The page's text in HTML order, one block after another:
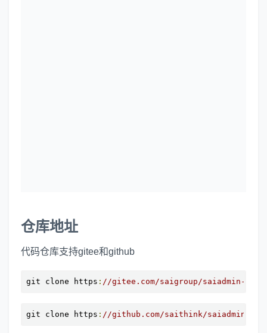
仓库地址
代码仓库支持gitee和github
git clone https : //gitee.com/saigroup/saiadmin-
git clone https : //github.com/saithink/saiadmin-